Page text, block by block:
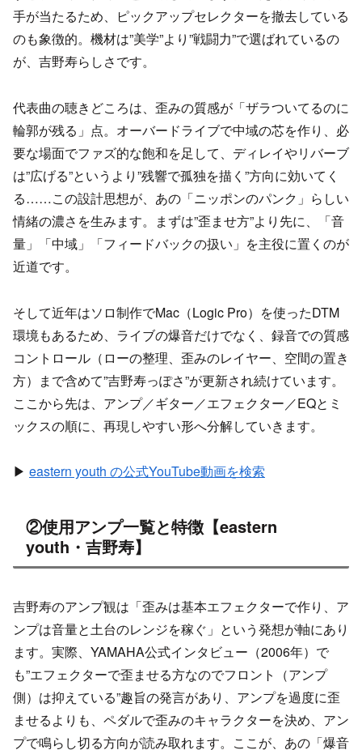
手が当たるため、ピックアップセレクターを撤去している
のも象徴的。機材は”美学”より”戦闘力”で選ばれているの
が、吉野寿らしさです。
代表曲の聴きどころは、歪みの質感が「ザラついてるのに
輪郭が残る」点。オーバードライブで中域の芯を作り、必
要な場面でファズ的な飽和を足して、ディレイやリバーブ
は”広げる”というより”残響で孤独を描く”方向に効いてく
る……この設計思想が、あの「ニッポンのパンク」らしい
情緒の濃さを生みます。まずは”歪ませ方”より先に、「音
量」「中域」「フィードバックの扱い」を主役に置くのが
近道です。
そして近年はソロ制作でMac（Logic Pro）を使ったDTM
環境もあるため、ライブの爆音だけでなく、録音での質感
コントロール（ローの整理、歪みのレイヤー、空間の置き
方）まで含めて”吉野寿っぽさ”が更新され続けています。
ここから先は、アンプ／ギター／エフェクター／EQとミ
ックスの順に、再現しやすい形へ分解していきます。
▶ eastern youth の公式YouTube動画を検索
②使用アンプ一覧と特徴【eastern
youth・吉野寿】
吉野寿のアンプ観は「歪みは基本エフェクターで作り、ア
ンプは音量と土台のレンジを稼ぐ」という発想が軸にあり
ます。実際、YAMAHA公式インタビュー（2006年）で
も”エフェクターで歪ませる方なのでフロント（アンプ
側）は抑えている”趣旨の発言があり、アンプを過度に歪
ませるよりも、ペダルで歪みのキャラクターを決め、アン
プで鳴らし切る方向が読み取れます。ここが、あの「爆音